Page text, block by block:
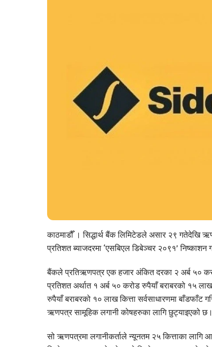
काठमाडौँ । सिद्धार्थ बैंक लिमिटेडले असार २९ गतेदेखि
प्रतिशत ब्याजदरमा ‘एसबिएल डिबेञ्चर २०९१’ निष्काशन
बैंकले प्रतिऋणपत्र एक हजार अंकित दरका २ अर्ब ५०
प्रतिशत अर्थात १ अर्ब ५० करोड रुपैयाँ बराबरको १५
रुपैयाँ बराबरको १० लाख कित्ता सर्वसाधारणमा बाँडफाँट
ऋणपत्र सामूहिक लगानी कोषहरुका लागि छुट्याइएको छ।
सो ऋणपत्रमा लगानीकर्ताले न्यूनतम २५ कित्ताका लागि